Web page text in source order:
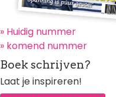
» Huidig nummer
» komend nummer
Boek schrijven?
Laat je inspireren!